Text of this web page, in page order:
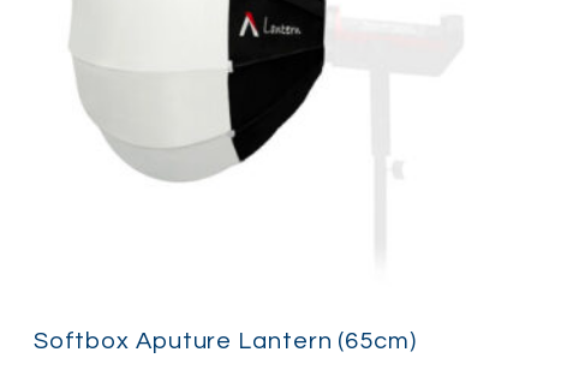
Softbox Aputure Lantern (65cm)